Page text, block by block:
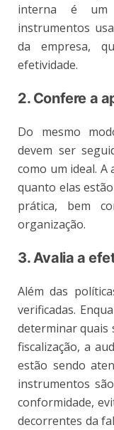
interna é um
instrumentos
da empresa,
efetividade.
2. Confere a
Do mesmo
devem ser
como um ideal.
quanto elas
prática, bem
organização.
3. Avalia a
Além das
verificadas.
determinar quais
fiscalização, a
estão sendo
instrumentos
conformidade,
decorrentes da